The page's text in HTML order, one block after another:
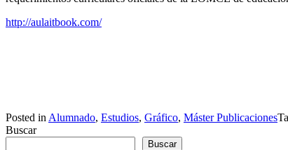
http://aulaitbook.com/
Posted in Alumnado, Estudios, Gráfico, Máster Publicaciones
Buscar
Buscar